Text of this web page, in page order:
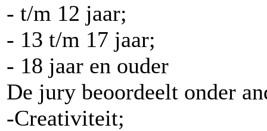
- t/m 12 jaar;
- 13 t/m 17 jaar;
- 18 jaar en ouder
De jury beoordeelt onder
-Creativiteit;